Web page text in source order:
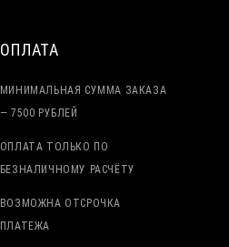
ОПЛАТА
МИНИМАЛЬНАЯ СУММА ЗАКАЗА
— 7500 РУБЛЕЙ
ОПЛАТА ТОЛЬКО ПО
БЕЗНАЛИЧНОМУ РАСЧЁТУ
ВОЗМОЖНА ОТСРОЧКА
ПЛАТЕЖА